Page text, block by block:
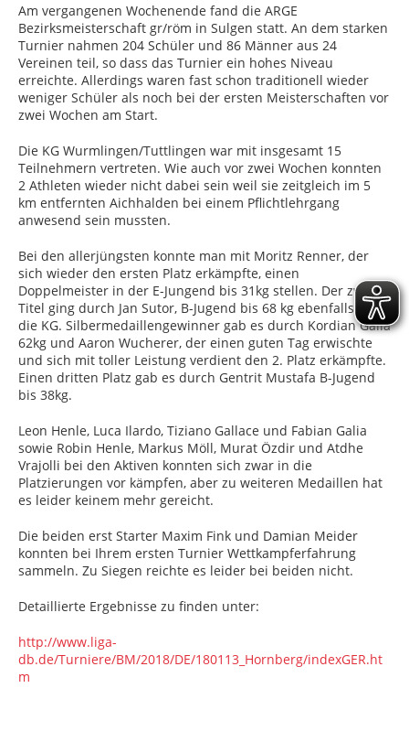
Am vergangenen Wochenende fand die ARGE
Bezirksmeisterschaft gr/röm in Sulgen statt. An dem starken
Turnier nahmen 204 Schüler und 86 Männer aus 24
Vereinen teil, so dass das Turnier ein hohes Niveau
erreichte. Allerdings waren fast schon traditionell wieder
weniger Schüler als noch bei der ersten Meisterschaften vor
zwei Wochen am Start.
Die KG Wurmlingen/Tuttlingen war mit insgesamt 15
Teilnehmern vertreten. Wie auch vor zwei Wochen konnten
2 Athleten wieder nicht dabei sein weil sie zeitgleich im 5
km entfernten Aichhalden bei einem Pflichtlehrgang
anwesend sein mussten.
Bei den allerjüngsten konnte man mit Moritz Renner, der
sich wieder den ersten Platz erkämpfte, einen
Doppelmeister in der E-Jungend bis 31kg stellen. Der zweite
Titel ging durch Jan Sutor, B-Jugend bis 68 kg ebenfalls an
die KG. Silbermedaillengewinner gab es durch Kordian Galia
62kg und Aaron Wucherer, der einen guten Tag erwischte
und sich mit toller Leistung verdient den 2. Platz erkämpfte.
Einen dritten Platz gab es durch Gentrit Mustafa B-Jugend
bis 38kg.
Leon Henle, Luca Ilardo, Tiziano Gallace und Fabian Galia
sowie Robin Henle, Markus Möll, Murat Özdir und Atdhe
Vrajolli bei den Aktiven konnten sich zwar in die
Platzierungen vor kämpfen, aber zu weiteren Medaillen hat
es leider keinem mehr gereicht.
Die beiden erst Starter Maxim Fink und Damian Meider
konnten bei Ihrem ersten Turnier Wettkampferfahrung
sammeln. Zu Siegen reichte es leider bei beiden nicht.
Detaillierte Ergebnisse zu finden unter:
http://www.liga-
db.de/Turniere/BM/2018/DE/180113_Hornberg/indexGER.ht
m